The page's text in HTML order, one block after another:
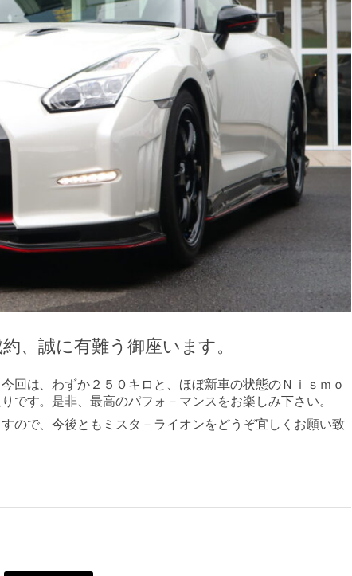
、誠に有難う御座います。
回は、わずか２５０キロと、ほぼ新車の状態のＮｉｓｍｏ
です。是非、最高のパフォ－マンスをお楽しみ下さい。
ので、今後ともミスタ－ライオンをどうぞ宜しくお願い致